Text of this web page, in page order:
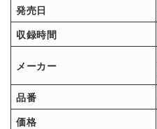
発売日
収録時間
メーカー
品番
価格